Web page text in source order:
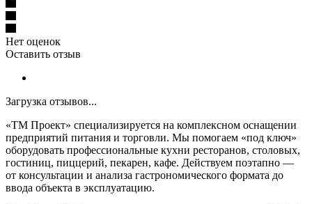
Нет оценок
Оставить отзыв
Загрузка отзывов...
«ТМ Проект» специализируется на комплексном оснащении
предприятий питания и торговли. Мы помогаем «под ключ»
оборудовать профессиональные кухни ресторанов, столовых,
гостиниц, пиццерий, пекарен, кафе. Действуем поэтапно —
от консультации и анализа гастрономического формата до
ввода объекта в эксплуатацию.